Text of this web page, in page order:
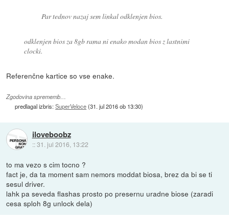
Par tednov nazaj sem linkal odklenjen bios.
odklenjen bios za 8gb rama ni enako modan bios z lastnimi
clocki.
Referenčne kartice so vse enake.
Zgodovina sprememb…
predlagal izbris:SuperVeloce(31. jul 2016 ob 13:30)
iloveboobz
::31. jul 2016, 13:22
to ma vezo s cim tocno ?
fact je, da ta moment sam nemors moddat biosa, brez da bi se ti
sesul driver.
lahk pa seveda flashas prosto po presernu uradne biose (zaradi
cesa sploh 8g unlock dela)